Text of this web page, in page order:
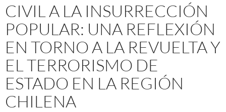
CIVIL A LA INSURRECCIÓN
POPULAR: UNA REFLEXIÓN
EN TORNO A LA REVUELTA Y
EL TERRORISMO DE
ESTADO EN LA REGIÓN
CHILENA